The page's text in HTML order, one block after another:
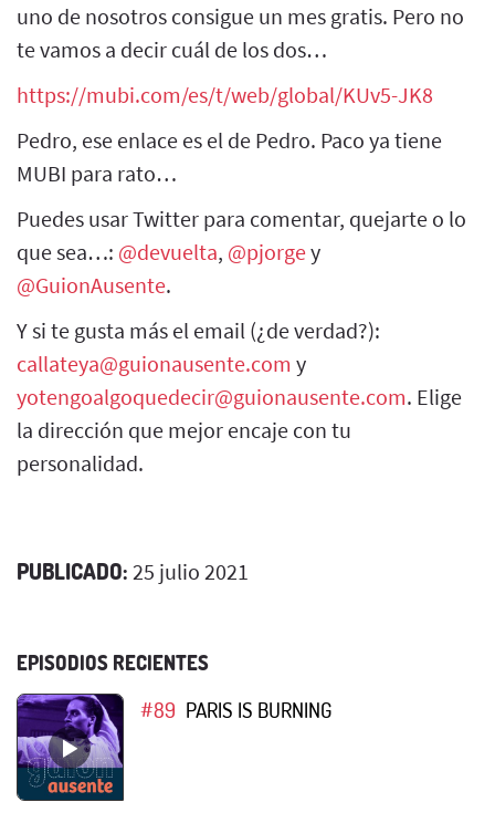
uno de nosotros consigue un mes gratis. Pero no
te vamos a decir cuál de los dos…
https://mubi.com/es/t/web/global/KUv5-JK8
Pedro, ese enlace es el de Pedro. Paco ya tiene
MUBI para rato…
Puedes usar Twitter para comentar, quejarte o lo
que sea…: @devuelta, @pjorgey
@GuionAusente.
Y si te gusta más el email (¿de verdad?):
callateya@guionausente.com y
yotengoalgoquedecir@guionausente.com. Elige
la dirección que mejor encaje con tu
personalidad.
PUBLICADO: 25 julio 2021
EPISODIOS RECIENTES
#89 PARIS IS BURNING